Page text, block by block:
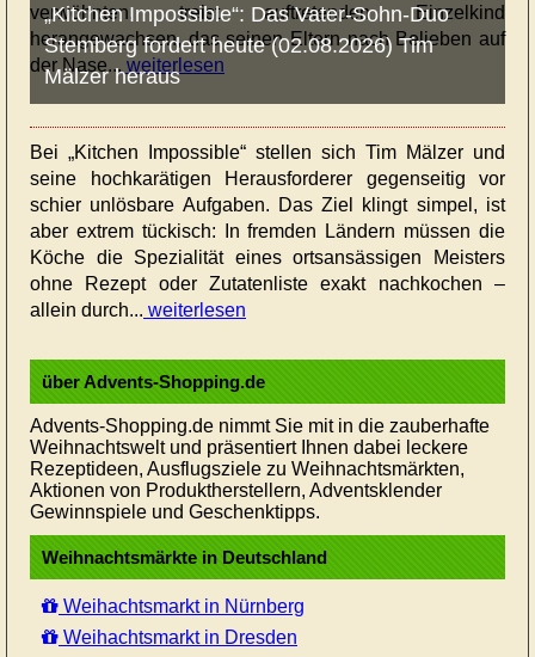
verwöhnten, treist auftretenden Einzelkind
herangewachsen, das seinen Eltern nach Belieben auf
der Nase... weiterlesen
„Kitchen Impossible“: Das Vater-Sohn-Duo
Stemberg fordert heute (02.08.2026) Tim
Mälzer heraus
Bei „Kitchen Impossible“ stellen sich Tim Mälzer und
seine hochkarätigen Herausforderer gegenseitig vor
schier unlösbare Aufgaben. Das Ziel klingt simpel, ist
aber extrem tückisch: In fremden Ländern müssen die
Köche die Spezialität eines ortsansässigen Meisters
ohne Rezept oder Zutatenliste exakt nachkochen –
allein durch... weiterlesen
über Advents-Shopping.de
Advents-Shopping.de nimmt Sie mit in die zauberhafte
Weihnachtswelt und präsentiert Ihnen dabei leckere
Rezeptideen, Ausflugsziele zu Weihnachtsmärkten,
Aktionen von Produktherstellern, Adventsklender
Gewinnspiele und Geschenktipps.
Weihnachtsmärkte in Deutschland
Weihachtsmarkt in Nürnberg
Weihachtsmarkt in Dresden